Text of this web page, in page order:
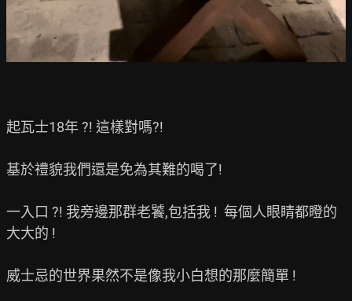
起瓦士18年 ?! 這樣對嗎?!
基於禮貌我們還是免為其難的喝了!
一入口 ?! 我旁邊那群老饕,包括我 !  每個人眼睛都瞪的
大大的 !
威士忌的世界果然不是像我小白想的那麼簡單 !